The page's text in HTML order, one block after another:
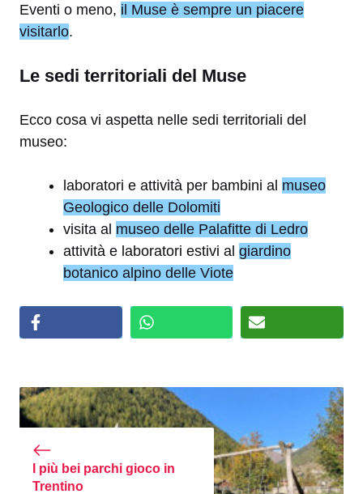
Eventi o meno, il Muse è sempre un piacere
visitarlo.
Le sedi territoriali del Muse
Ecco cosa vi aspetta nelle sedi territoriali del
museo:
laboratori e attività per bambini al museo
Geologico delle Dolomiti
visita al museo delle Palafitte di Ledro
attività e laboratori estivi al giardino
botanico alpino delle Viote
I più bei parchi gioco in
Trentino